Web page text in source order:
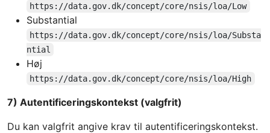
https://data.gov.dk/concept/core/nsis/loa/Low
Substantial
https://data.gov.dk/concept/core/nsis/loa/Substa
ntial
Høj
https://data.gov.dk/concept/core/nsis/loa/High
7) Autentificeringskontekst (valgfrit)
Du kan valgfrit angive krav til autentificeringskontekst.